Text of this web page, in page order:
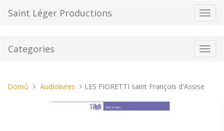
Saint Léger Productions
Categories
Nacházíte
Domů Audiolivres LES FIORETTI saint François d'Assise